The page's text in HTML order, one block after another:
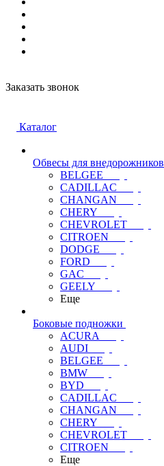
Заказать звонок
Каталог
Обвесы для внедорожников
BELGEE
CADILLAC
CHANGAN
CHERY
CHEVROLET
CITROEN
DODGE
FORD
GAC
GEELY
Еще
Боковые подножки
ACURA
AUDI
BELGEE
BMW
BYD
CADILLAC
CHANGAN
CHERY
CHEVROLET
CITROEN
Еще